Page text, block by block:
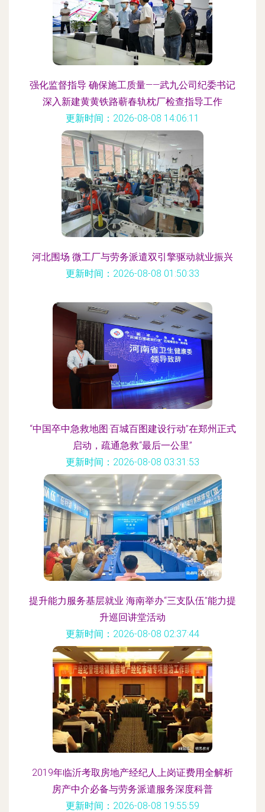
强化监督指导 确保施工质量——武九公司纪委书记
深入新建黄黄铁路蕲春轨枕厂检查指导工作
更新时间：2026-08-08 14:06:11
河北围场 微工厂与劳务派遣双引擎驱动就业振兴
更新时间：2026-08-08 01:50:33
“中国卒中急救地图·百城百图建设行动”在郑州正式
启动，疏通急救“最后一公里”
更新时间：2026-08-08 03:31:53
提升能力服务基层就业 海南举办“三支队伍”能力提
升巡回讲堂活动
更新时间：2026-08-08 02:37:44
2019年临沂考取房地产经纪人上岗证费用全解析
房产中介必备与劳务派遣服务深度科普
更新时间：2026-08-08 19:55:59